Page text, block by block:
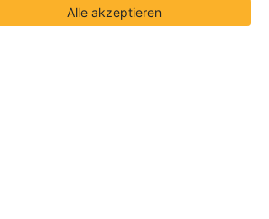
Alle akzeptieren